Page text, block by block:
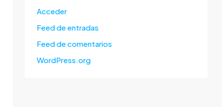
Acceder
Feed de entradas
Feed de comentarios
WordPress.org